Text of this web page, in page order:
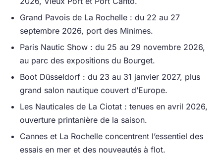
Grand Pavois de La Rochelle : du 22 au 27
septembre 2026, port des Minimes.
Paris Nautic Show : du 25 au 29 novembre 2026,
au parc des expositions du Bourget.
Boot Düsseldorf : du 23 au 31 janvier 2027, plus
grand salon nautique couvert d’Europe.
Les Nauticales de La Ciotat : tenues en avril 2026,
ouverture printanière de la saison.
Cannes et La Rochelle concentrent l’essentiel des
essais en mer et des nouveautés à flot.